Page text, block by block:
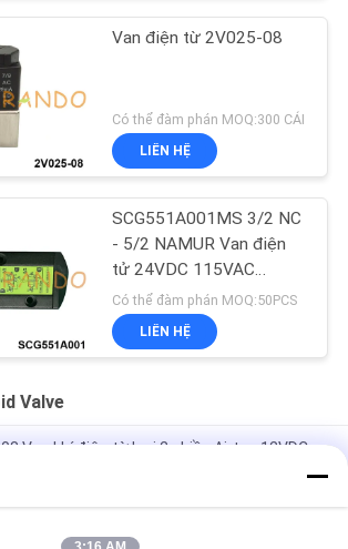
Van điện từ 2V025-08
Có thể đàm phán MOQ:300 CÁI
LIÊN HỆ
SCG551A001MS 3/2 NC
- 5/2 NAMUR Van điện
tử 24VDC 115VAC
230VAC
Có thể đàm phán MOQ:50PCS
LIÊN HỆ
Valve
Van khí điện từ loại 2 chiều Airtac 12VDC
2/2 chiều Airtac 2V025-06 2V025-08 24V